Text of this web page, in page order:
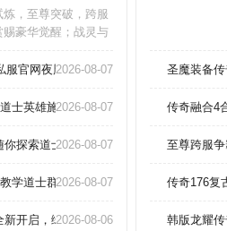
，至尊突破，跨服
赐豪华觉醒；战灵与
有弑神技。古墓探
界
服官网夜魇来袭 450深渊魔王死灵一键精
2026-08-07
士英雄施毒术！
2026-08-07
探索道士神圣战甲术
2026-08-07
学道士群体施毒术
2026-08-07
新开启，绿色轻变
2026-08-06
圣魔装备
传奇融合4
至尊跨服
传奇176复
韩版龙耀